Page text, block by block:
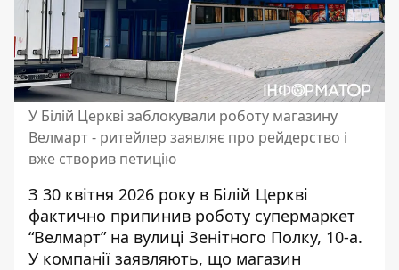
У Білій Церкві заблокували роботу магазину
Велмарт - ритейлер заявляє про рейдерство і
вже створив петицію
З 30 квітня 2026 року в Білій Церкві
фактично припинив роботу супермаркет
“Велмарт” на вулиці Зенітного Полку, 10-а.
У компанії заявляють, що магазин